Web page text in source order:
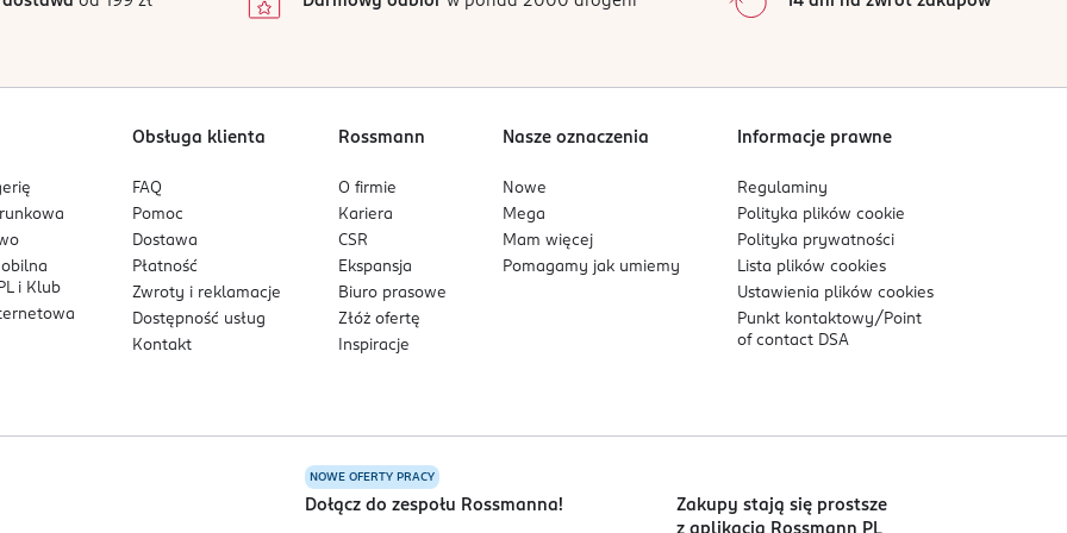
1
0%
Sortowanie wgdata: od najnowszej
i Klub
Obsługa klienta
FAQ
Pomoc
Dostawa
Płatność
Zwroty i reklamacje
Dostępność usług
Kontakt
Rossmann
O firmie
Kariera
CSR
Ekspansja
Biuro prasowe
Złóż ofertę
Inspiracje
Nasze oznaczenia
Nowe
Mega
Mam więcej
Pomagamy jak umiemy
Informacje prawne
Regulaminy
Polityka plikówcookie
Polityka prywatności
Lista plikówcookies
Ustawienia plikówcookies
Punkt kontaktowy/ Point
of contact DSA
NOWE OFERTY PRACY
Dołącz do zespołu Rossmanna!
Zakupy stają się prostsze
z aplikacją Rossmann PL